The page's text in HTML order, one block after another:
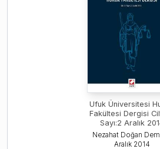
Ufuk Üniversitesi
Fakültesi Dergisi
Sayı:2 Aralık
Nezahat Doğan
Aralık 2014